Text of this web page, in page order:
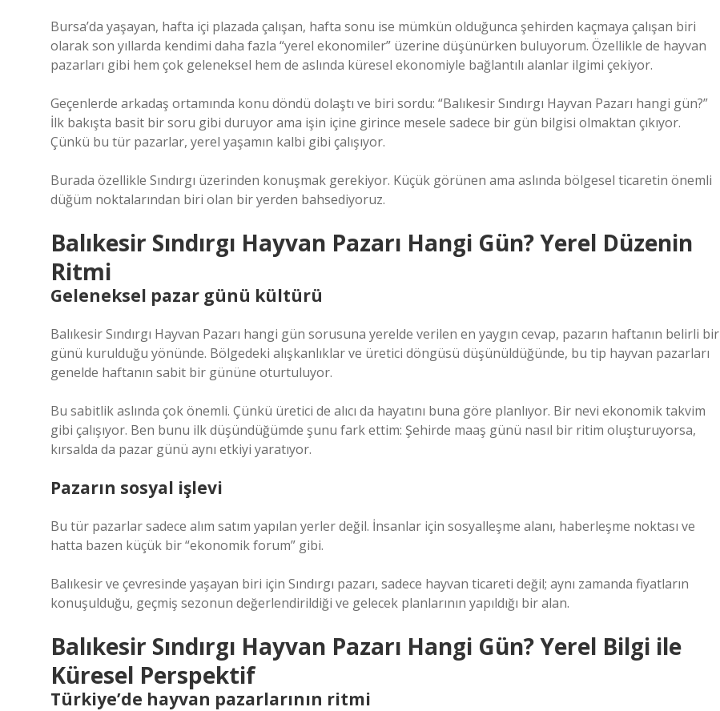
Bursa’da yaşayan, hafta içi plazada çalışan, hafta sonu ise mümkün olduğunca şehirden kaçmaya çalışan biri
olarak son yıllarda kendimi daha fazla “yerel ekonomiler” üzerine düşünürken buluyorum. Özellikle de hayvan
pazarları gibi hem çok geleneksel hem de aslında küresel ekonomiyle bağlantılı alanlar ilgimi çekiyor.
Geçenlerde arkadaş ortamında konu döndü dolaştı ve biri sordu: “Balıkesir Sındırgı Hayvan Pazarı hangi gün?”
İlk bakışta basit bir soru gibi duruyor ama işin içine girince mesele sadece bir gün bilgisi olmaktan çıkıyor.
Çünkü bu tür pazarlar, yerel yaşamın kalbi gibi çalışıyor.
Burada özellikle Sındırgı üzerinden konuşmak gerekiyor. Küçük görünen ama aslında bölgesel ticaretin önemli
düğüm noktalarından biri olan bir yerden bahsediyoruz.
Balıkesir Sındırgı Hayvan Pazarı Hangi Gün? Yerel Düzenin
Ritmi
Geleneksel pazar günü kültürü
Balıkesir Sındırgı Hayvan Pazarı hangi gün sorusuna yerelde verilen en yaygın cevap, pazarın haftanın belirli bir
günü kurulduğu yönünde. Bölgedeki alışkanlıklar ve üretici döngüsü düşünüldüğünde, bu tip hayvan pazarları
genelde haftanın sabit bir gününe oturtuluyor.
Bu sabitlik aslında çok önemli. Çünkü üretici de alıcı da hayatını buna göre planlıyor. Bir nevi ekonomik takvim
gibi çalışıyor. Ben bunu ilk düşündüğümde şunu fark ettim: Şehirde maaş günü nasıl bir ritim oluşturuyorsa,
kırsalda da pazar günü aynı etkiyi yaratıyor.
Pazarın sosyal işlevi
Bu tür pazarlar sadece alım satım yapılan yerler değil. İnsanlar için sosyalleşme alanı, haberleşme noktası ve
hatta bazen küçük bir “ekonomik forum” gibi.
Balıkesir ve çevresinde yaşayan biri için Sındırgı pazarı, sadece hayvan ticareti değil; aynı zamanda fiyatların
konuşulduğu, geçmiş sezonun değerlendirildiği ve gelecek planlarının yapıldığı bir alan.
Balıkesir Sındırgı Hayvan Pazarı Hangi Gün? Yerel Bilgi ile
Küresel Perspektif
Türkiye’de hayvan pazarlarının ritmi